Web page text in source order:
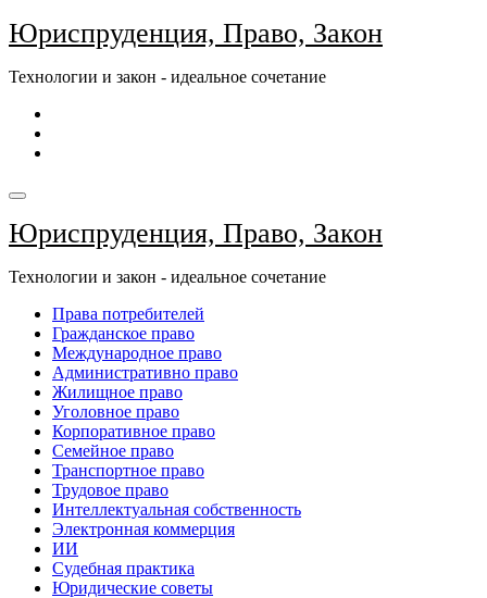
Перейти
к
Юриспруденция, Право, Закон
Технологии и закон - идеальное сочетание
Юриспруденция, Право, Закон
Технологии и закон - идеальное сочетание
Права потребителей
Гражданское право
Международное право
Административно право
Жилищное право
Уголовное право
Корпоративное право
Семейное право
Транспортное право
Трудовое право
Интеллектуальная собственность
Электронная коммерция
ИИ
Судебная практика
Юридические советы